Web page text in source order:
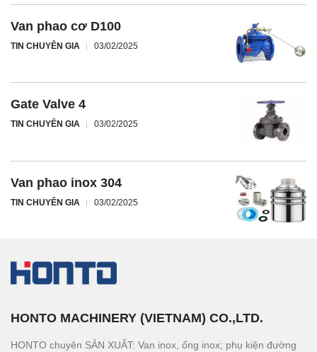
Van phao cơ D100
TIN CHUYÊN GIA 03/02/2025
Gate Valve 4
TIN CHUYÊN GIA 03/02/2025
Van phao inox 304
TIN CHUYÊN GIA 03/02/2025
HONTO MACHINERY (VIETNAM) CO.,LTD.
HONTO chuyên SẢN XUẤT: Van inox, ống inox; phụ kiện đường